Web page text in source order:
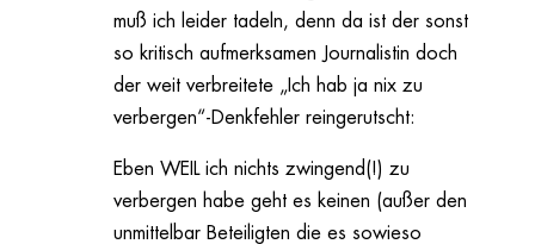
muß ich leider tadeln, denn da ist der sonst
so kritisch aufmerksamen Journalistin doch
der weit verbreitete „Ich hab ja nix zu
verbergen“-Denkfehler reingerutscht:
Eben WEIL ich nichts zwingend(!) zu
verbergen habe geht es keinen (außer den
unmittelbar Beteiligten die es sowieso